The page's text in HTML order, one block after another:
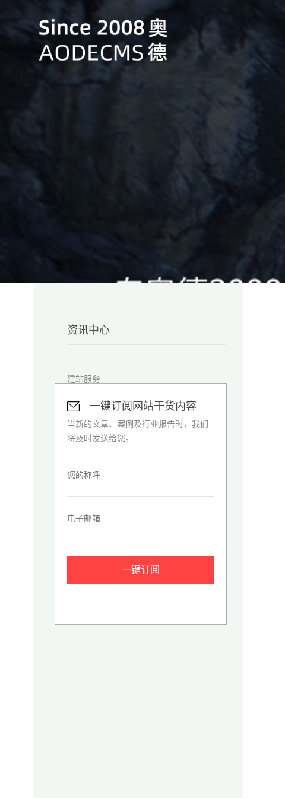
资讯中心
建站服务
一键订阅网站干货内容
当新的文章、案例及行业报告时，我们
将及时发送给您。